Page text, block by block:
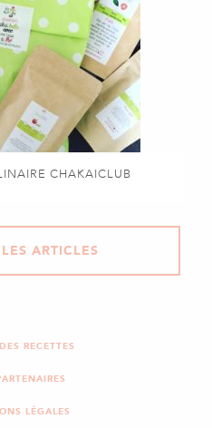
CHAKAICLUB
ARTICLES
RECETTES
LÉGALES